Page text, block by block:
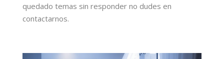
quedado temas sin responder no dudes en
contactarnos.